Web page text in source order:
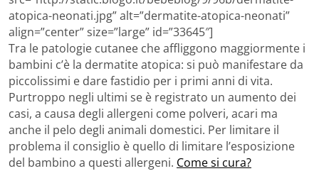
atopica-neonati.jpg” alt=”dermatite-atopica-neonati”
align=”center” size=”large” id=”33645″]
Tra le patologie cutanee che affliggono maggiormente i
bambini c’è la dermatite atopica: si può manifestare da
piccolissimi e dare fastidio per i primi anni di vita.
Purtroppo negli ultimi se è registrato un aumento dei
casi, a causa degli allergeni come polveri, acari ma
anche il pelo degli animali domestici. Per limitare il
problema il consiglio è quello di limitare l’esposizione
del bambino a questi allergeni. Come si cura?